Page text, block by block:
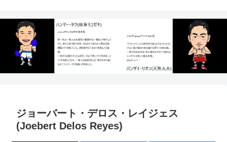
ジョーバート・デロス・レイジェス
(Joebert Delos Reyes)